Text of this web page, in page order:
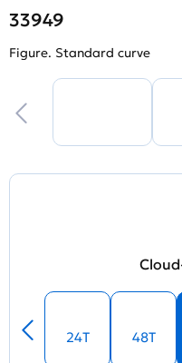
33949
Figure. Standard curve
24T 48T